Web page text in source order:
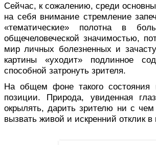
Сейчас, к сожалению, среди
на себя внимание стремление
«тематические» полотна в
общечеловеческой значимостью,
мир личных болезненных и
картины «уходит» под­линное
способной затронуть зрителя.
На общем фоне такого состояния
позиции. Природа, увиденная
окрылять, дарить зрителю ни с
вызвать живой и искренний отклик